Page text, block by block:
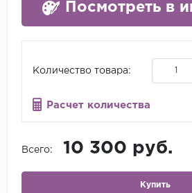
Посмотреть в
Количество товара:
Расчет количества
Всего: 10 300 руб.
Купить